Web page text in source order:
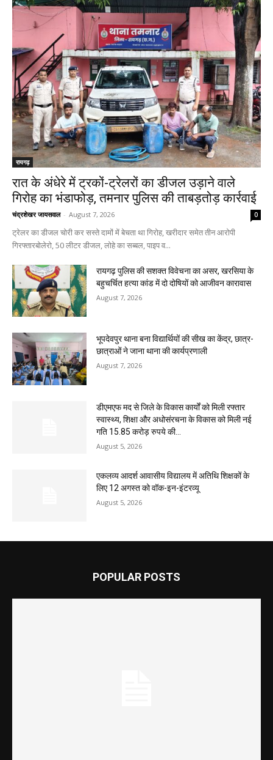
रायगढ़
रात के अंधेरे में ट्रकों-ट्रेलरों का डीजल उड़ाने वाले
गिरोह का भंडाफोड़, तमनार पुलिस की ताबड़तोड़ कार्रवाई
चंद्रशेखर जायसवाल - August 7, 2026 0
ट्रेलर का डीजल चोरी कर सस्ते दामों में बेचता था गिरोह, खरीदार समेत तीन आरोपी
गिरफ्तारबोलेरो, 50 लीटर डीजल, लोहे का सब्बल, पाइप व...
रायगढ़ पुलिस की सशक्त विवेचना का असर, खरसिया के
बहुचर्चित हत्या कांड में दो दोषियों को आजीवन कारावास
August 7, 2026
भूपदेवपुर थाना बना विद्यार्थियों की सीख का केंद्र, छात्र-
छात्राओं ने जाना थाना की कार्यप्रणाली
August 7, 2026
डीएमएफ मद से जिले के विकास कार्यों को मिली रफ्तार
स्वास्थ्य, शिक्षा और अधोसंरचना के विकास को मिली नई
गति 15.85 करोड़ रुपये की...
August 5, 2026
एकलव्य आदर्श आवासीय विद्यालय में अतिथि शिक्षकों के
लिए 12 अगस्त को वॉक-इन-इंटरव्यू
August 5, 2026
POPULAR POSTS